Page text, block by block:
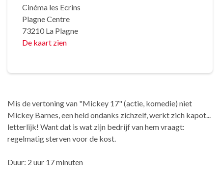
Cinéma les Ecrins
Plagne Centre
73210 La Plagne
De kaart zien
Mis de vertoning van "Mickey 17" (actie, komedie) niet
Mickey Barnes, een held ondanks zichzelf, werkt zich kapot...
letterlijk! Want dat is wat zijn bedrijf van hem vraagt:
regelmatig sterven voor de kost.
Duur: 2 uur 17 minuten